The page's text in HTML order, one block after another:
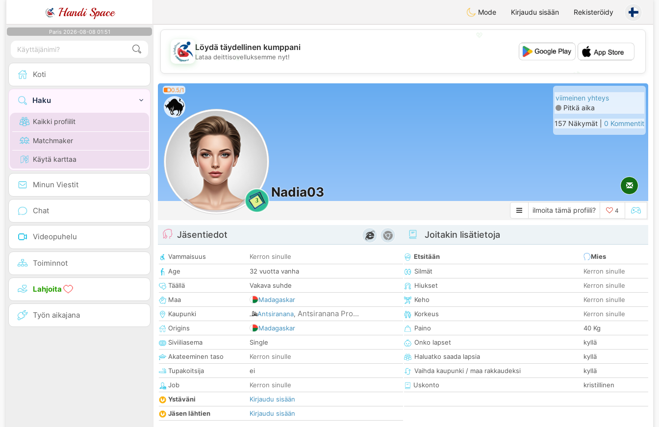
Handi Space Mode Kirjaudu sisään Rekisteröidy
Paris 2026-08-08 01:51
Koti
Haku
Kaikki profiilit
Matchmaker
Käytä karttaa
Minun Viestit
Chat
Videopuhelu
Toiminnot
Lahjoita
Työn aikajana
💖
💕
Löydä täydellinen kumppani
Lataa deittisovelluksemme nyt!
0.5/1
3
Nadia03
viimeinen yhteys
Pitkä aika
157 Näkymät | 0 Kommentit
ilmoita tämä profiili? 4
Jäsentiedot
Vammaisuus
Kerron sinulle
Age
32 vuotta vanha
Täällä
Vakava suhde
Maa
Madagaskar
Kaupunki
Antsiranana, Antsiranana Pro...
Origins
Madagaskar
Siviiliasema
Single
Akateeminen taso
Kerron sinulle
Tupakoitsija
ei
Job
Kerron sinulle
Ystäväni
Kirjaudu sisään
Jäsen lähtien
Kirjaudu sisään
Joitakin lisätietoja
Etsitään
Mies
Silmät
Kerron sinulle
Hiukset
Kerron sinulle
Keho
Kerron sinulle
Korkeus
Kerron sinulle
Paino
40 Kg
Onko lapset
kyllä
Haluatko saada lapsia
kyllä
Vaihda kaupunki / maa rakkaudeksi
kyllä
Uskonto
kristillinen